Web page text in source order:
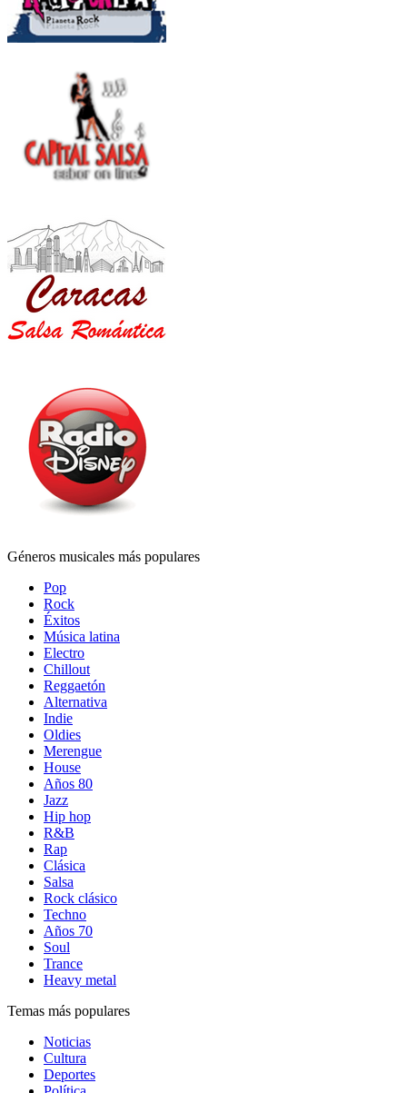
Géneros musicales más populares
Pop
Rock
Éxitos
Música latina
Electro
Chillout
Reggaetón
Alternativa
Indie
Oldies
Merengue
House
Años 80
Jazz
Hip hop
R&B
Rap
Clásica
Salsa
Rock clásico
Techno
Años 70
Soul
Trance
Heavy metal
Temas más populares
Noticias
Cultura
Deportes